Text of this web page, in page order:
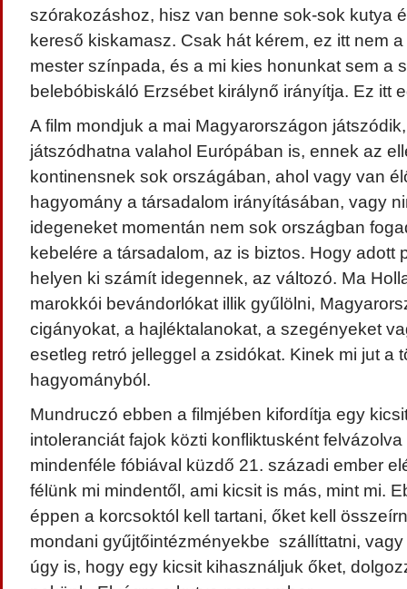
szórakozáshoz, hisz van benne sok-sok kutya
kereső kiskamasz. Csak hát kérem, ez itt nem
mester színpada, és a mi kies honunkat sem a
belebóbiskáló Erzsébet királynő irányítja. Ez itt
A film mondjuk a mai Magyarországon
játszódhatna valahol Európában is, ennek az
kontinensnek sok országában, ahol vagy van
hagyomány a társadalom irányításában, vagy
idegeneket momentán nem sok országban
kebelére a társadalom, az is biztos. Hogy adott
helyen ki számít idegennek, az változó. Ma
marokkói bevándorlókat illik gyűlölni,
cigányokat, a hajléktalanokat, a szegényeket
esetleg retró jelleggel a zsidókat. Kinek mi jut a
hagyományból.
Mundruczó ebben a filmjében kifordítja egy
intoleranciát fajok közti konfliktusként
mindenféle fóbiával küzdő 21. századi ember
félünk mi mindentől, ami kicsit is más, mint mi.
éppen a korcsoktól kell tartani, őket kell
mondani gyűjtőintézményekbe szállíttatni,
úgy is, hogy egy kicsit kihasználjuk őket,